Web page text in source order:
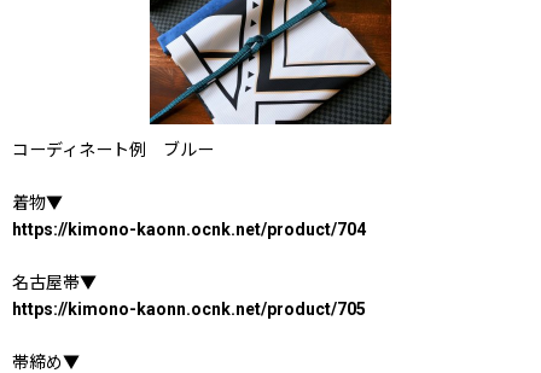
コーディネート例 ブルー
着物▼
https://kimono-kaonn.ocnk.net/product/704
名古屋帯▼
https://kimono-kaonn.ocnk.net/product/705
帯締め▼